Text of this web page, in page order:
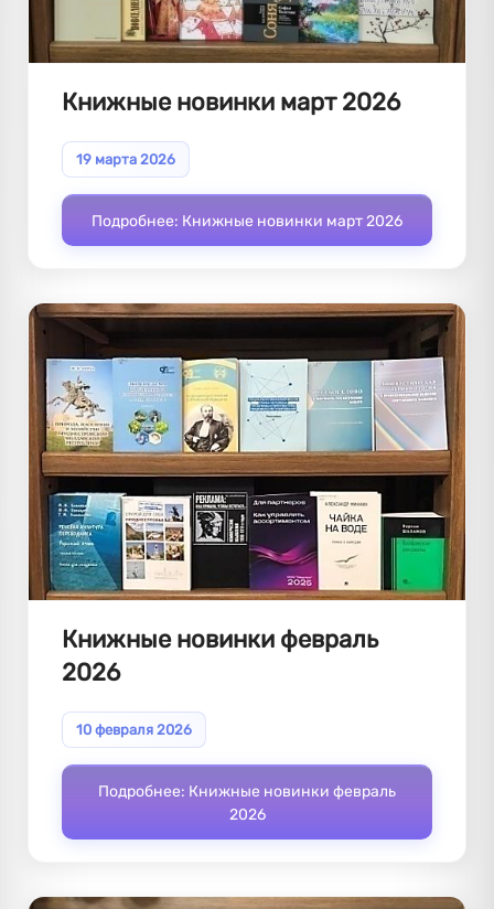
Книжные новинки март 2026
19 марта 2026
Подробнее: Книжные новинки март 2026
Книжные новинки февраль
2026
10 февраля 2026
Подробнее: Книжные новинки февраль
2026